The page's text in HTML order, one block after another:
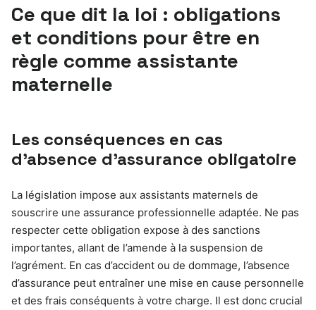
Ce que dit la loi : obligations
et conditions pour être en
règle comme assistante
maternelle
Les conséquences en cas
d’absence d’assurance obligatoire
La législation impose aux assistants maternels de
souscrire une assurance professionnelle adaptée. Ne pas
respecter cette obligation expose à des sanctions
importantes, allant de l’amende à la suspension de
l’agrément. En cas d’accident ou de dommage, l’absence
d’assurance peut entraîner une mise en cause personnelle
et des frais conséquents à votre charge. Il est donc crucial